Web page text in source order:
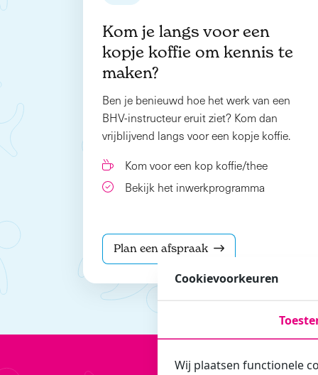
Kom je langs voor een
kopje koffie om kennis te
maken?
Ben je benieuwd hoe het werk van een
BHV-instructeur eruit ziet? Kom dan
vrijblijvend langs voor een kopje koffie.
Kom voor een kop koffie/thee
Bekijk het inwerkprogramma
Plan een afspraak
Cookievoorkeuren
Wij plaatsen functionele